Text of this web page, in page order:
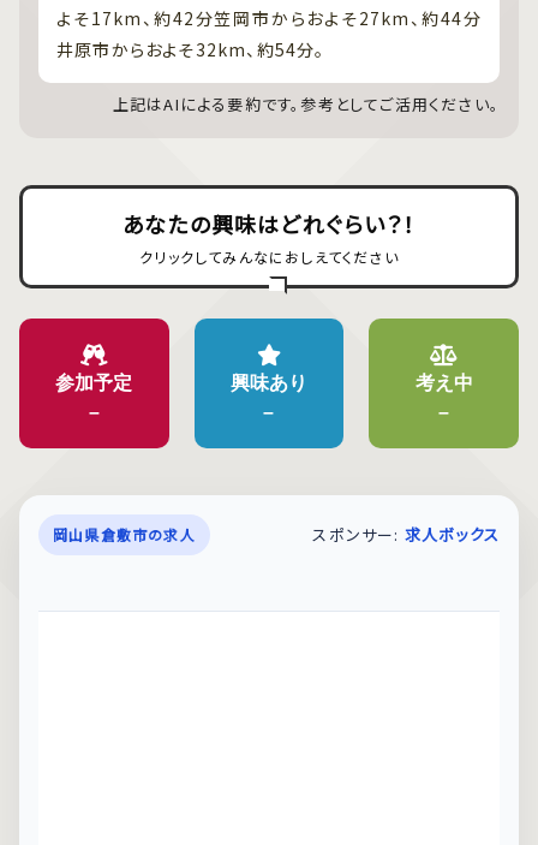
よそ17km、約42分笠岡市からおよそ27km、約44分
井原市からおよそ32km、約54分。
上記はAIによる要約です。参考としてご活用ください。
あなたの興味はどれぐらい？！
クリックしてみんなにおしえてください
参加予定
–
興味あり
–
考え中
–
岡山県倉敷市の求人 スポンサー: 求人ボックス